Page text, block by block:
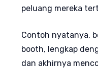
peluang mereka
Contoh nyatanya,
booth, lengkap
dan akhirnya